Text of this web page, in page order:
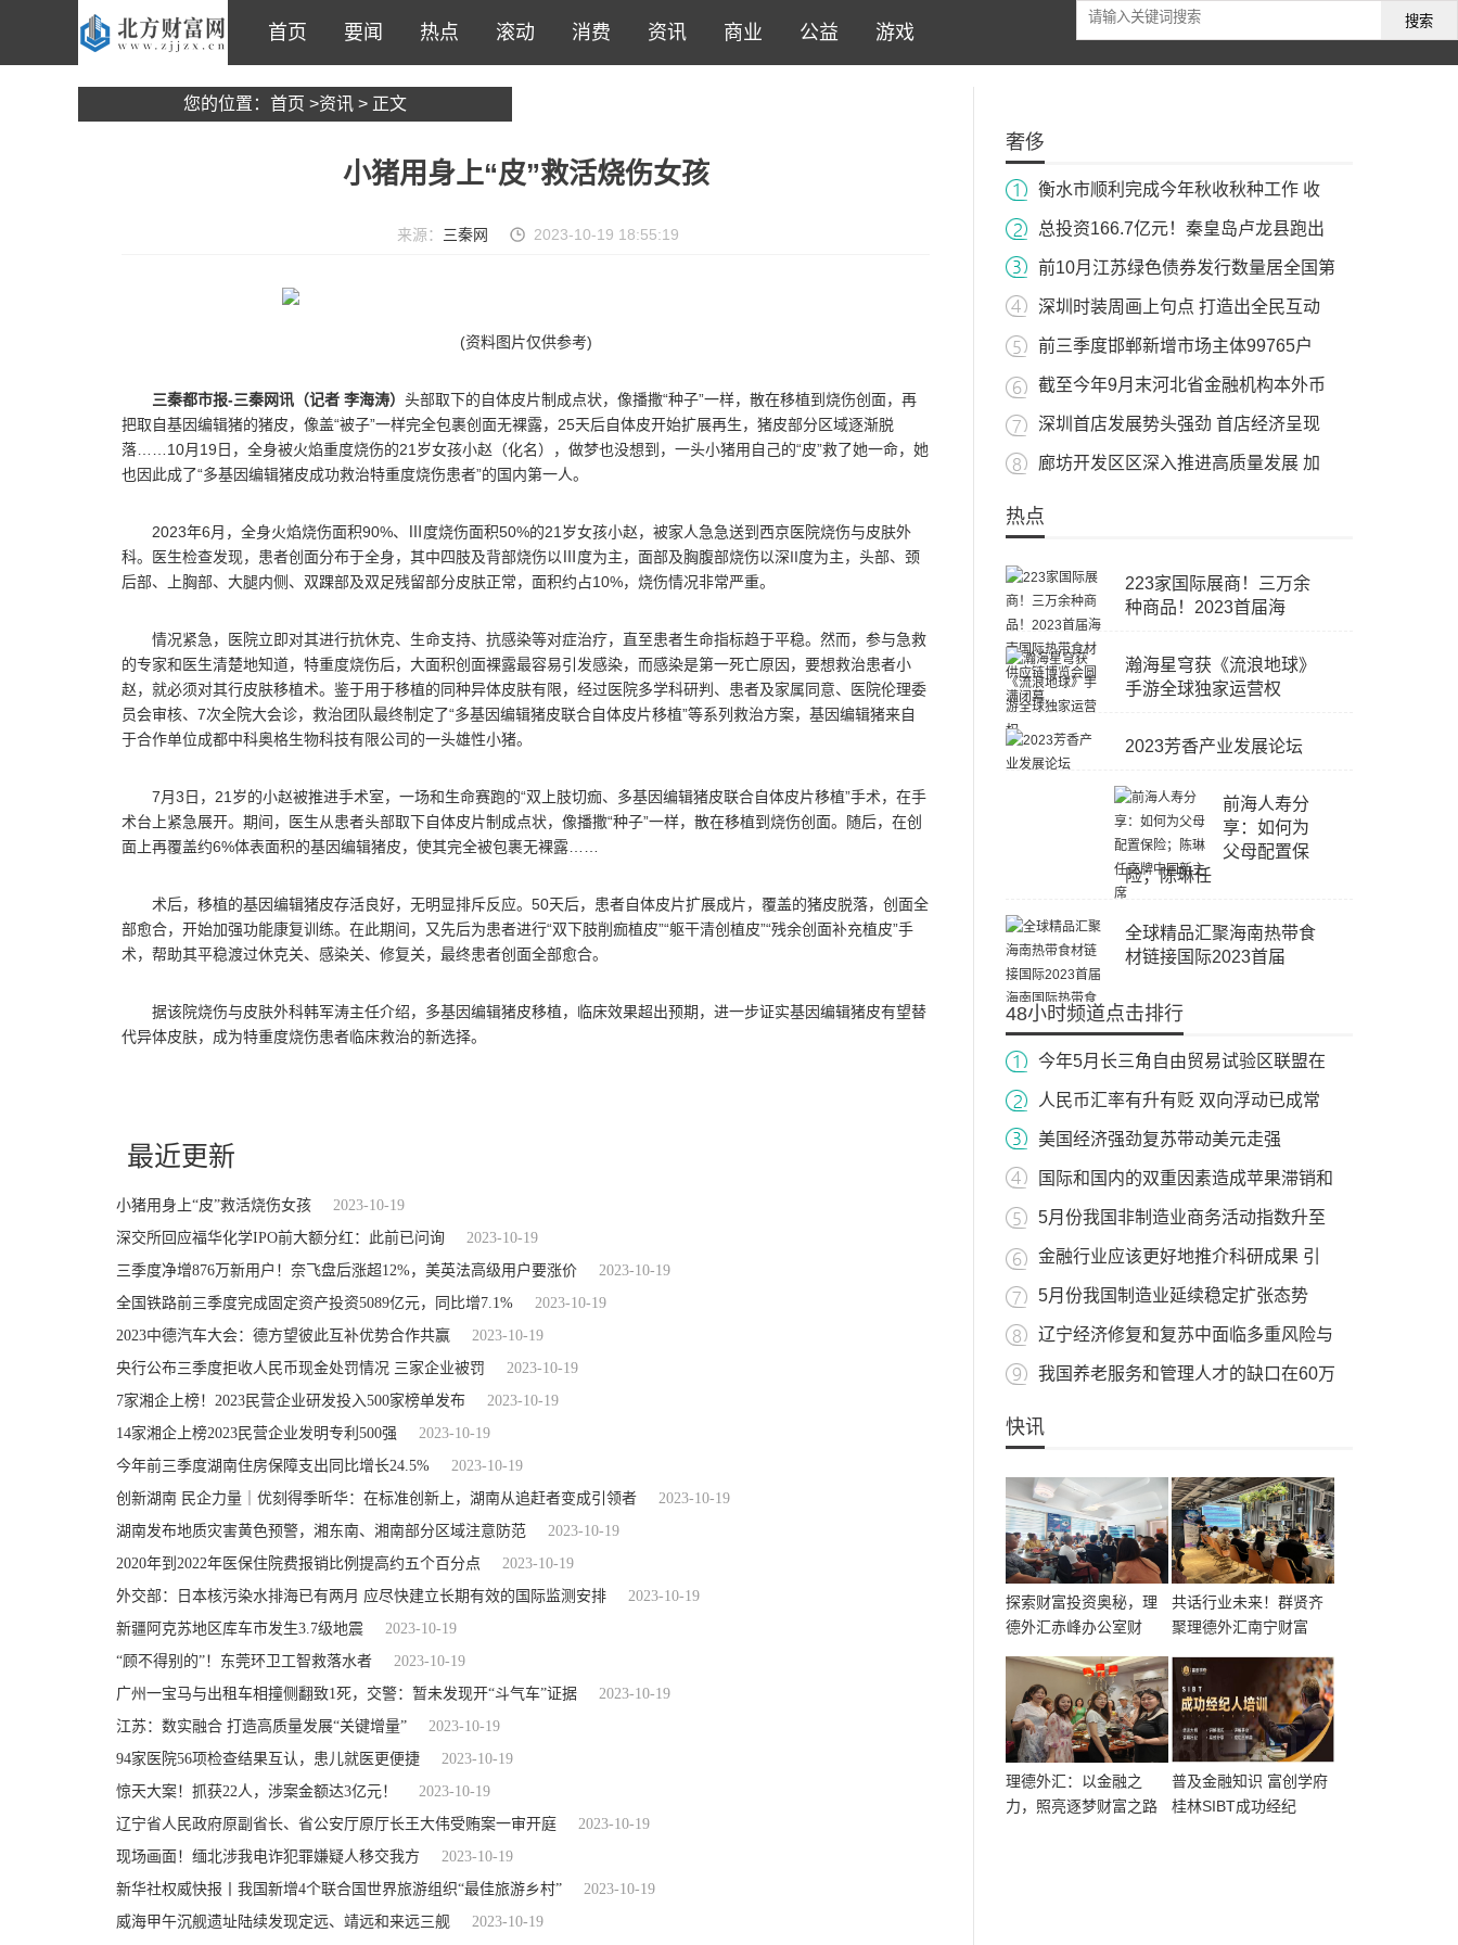
首页 要闻 热点 滚动 消费 资讯 商业 公益 游戏
搜索
您的位置： 首页 >资讯 > 正文
小猪用身上“皮”救活烧伤女孩
来源： 三秦网 2023-10-19 18:55:19
(资料图片仅供参考)
三秦都市报-三秦网讯（记者 李海涛） 头部取下的自体皮片制成点状，像播撒“种子”一样，散在移植到烧伤创面，再
把取自基因编辑猪的猪皮，像盖“被子”一样完全包裹创面无裸露，25天后自体皮开始扩展再生，猪皮部分区域逐渐脱
落……10月19日，全身被火焰重度烧伤的21岁女孩小赵（化名），做梦也没想到，一头小猪用自己的“皮”救了她一命，她
也因此成了“多基因编辑猪皮成功救治特重度烧伤患者”的国内第一人。
2023年6月，全身火焰烧伤面积90%、Ⅲ度烧伤面积50%的21岁女孩小赵，被家人急急送到西京医院烧伤与皮肤外
科。医生检查发现，患者创面分布于全身，其中四肢及背部烧伤以Ⅲ度为主，面部及胸腹部烧伤以深II度为主，头部、颈
后部、上胸部、大腿内侧、双踝部及双足残留部分皮肤正常，面积约占10%，烧伤情况非常严重。
情况紧急，医院立即对其进行抗休克、生命支持、抗感染等对症治疗，直至患者生命指标趋于平稳。然而，参与急救
的专家和医生清楚地知道，特重度烧伤后，大面积创面裸露最容易引发感染，而感染是第一死亡原因，要想救治患者小
赵，就必须对其行皮肤移植术。鉴于用于移植的同种异体皮肤有限，经过医院多学科研判、患者及家属同意、医院伦理委
员会审核、7次全院大会诊，救治团队最终制定了“多基因编辑猪皮联合自体皮片移植”等系列救治方案，基因编辑猪来自
于合作单位成都中科奥格生物科技有限公司的一头雄性小猪。
7月3日，21岁的小赵被推进手术室，一场和生命赛跑的“双上肢切痂、多基因编辑猪皮联合自体皮片移植”手术，在手
术台上紧急展开。期间，医生从患者头部取下自体皮片制成点状，像播撒“种子”一样，散在移植到烧伤创面。随后，在创
面上再覆盖约6%体表面积的基因编辑猪皮，使其完全被包裹无裸露……
术后，移植的基因编辑猪皮存活良好，无明显排斥反应。50天后，患者自体皮片扩展成片，覆盖的猪皮脱落，创面全
部愈合，开始加强功能康复训练。在此期间，又先后为患者进行“双下肢削痂植皮”“躯干清创植皮”“残余创面补充植皮”手
术，帮助其平稳渡过休克关、感染关、修复关，最终患者创面全部愈合。
据该院烧伤与皮肤外科韩军涛主任介绍，多基因编辑猪皮移植，临床效果超出预期，进一步证实基因编辑猪皮有望替
代异体皮肤，成为特重度烧伤患者临床救治的新选择。
最近更新
小猪用身上“皮”救活烧伤女孩
2023-10-19
深交所回应福华化学IPO前大额分红：此前已问询
2023-10-19
三季度净增876万新用户！奈飞盘后涨超12%，美英法高级用户要涨价
2023-10-19
全国铁路前三季度完成固定资产投资5089亿元，同比增7.1%
2023-10-19
2023中德汽车大会：德方望彼此互补优势合作共赢
2023-10-19
央行公布三季度拒收人民币现金处罚情况 三家企业被罚
2023-10-19
7家湘企上榜！2023民营企业研发投入500家榜单发布
2023-10-19
14家湘企上榜2023民营企业发明专利500强
2023-10-19
今年前三季度湖南住房保障支出同比增长24.5%
2023-10-19
创新湖南 民企力量｜优刻得季昕华：在标准创新上，湖南从追赶者变成引领者
2023-10-19
湖南发布地质灾害黄色预警，湘东南、湘南部分区域注意防范
2023-10-19
2020年到2022年医保住院费报销比例提高约五个百分点
2023-10-19
外交部：日本核污染水排海已有两月 应尽快建立长期有效的国际监测安排
2023-10-19
新疆阿克苏地区库车市发生3.7级地震
2023-10-19
“顾不得别的”！东莞环卫工智救落水者
2023-10-19
广州一宝马与出租车相撞侧翻致1死，交警：暂未发现开“斗气车”证据
2023-10-19
江苏：数实融合 打造高质量发展“关键增量”
2023-10-19
94家医院56项检查结果互认，患儿就医更便捷
2023-10-19
惊天大案！抓获22人，涉案金额达3亿元！
2023-10-19
辽宁省人民政府原副省长、省公安厅原厅长王大伟受贿案一审开庭
2023-10-19
现场画面！缅北涉我电诈犯罪嫌疑人移交我方
2023-10-19
新华社权威快报丨我国新增4个联合国世界旅游组织“最佳旅游乡村”
2023-10-19
威海甲午沉舰遗址陆续发现定远、靖远和来远三舰
2023-10-19
奢侈
衡水市顺利完成今年秋收秋种工作 收
总投资166.7亿元！秦皇岛卢龙县跑出
前10月江苏绿色债券发行数量居全国第
深圳时装周画上句点 打造出全民互动
前三季度邯郸新增市场主体99765户
截至今年9月末河北省金融机构本外币
深圳首店发展势头强劲 首店经济呈现
廊坊开发区区深入推进高质量发展 加
热点
223家国际展商！三万余
种商品！2023首届海
瀚海星穹获《流浪地球》
手游全球独家运营权
2023芳香产业发展论坛
前海人寿分
享：如何为
父母配置保
险；陈琳任
全球精品汇聚海南热带食
材链接国际2023首届
48小时频道点击排行
今年5月长三角自由贸易试验区联盟在
人民币汇率有升有贬 双向浮动已成常
美国经济强劲复苏带动美元走强
国际和国内的双重因素造成苹果滞销和
5月份我国非制造业商务活动指数升至
金融行业应该更好地推介科研成果 引
5月份我国制造业延续稳定扩张态势
辽宁经济修复和复苏中面临多重风险与
我国养老服务和管理人才的缺口在60万
快讯
探索财富投资奥秘，理
德外汇赤峰办公室财
共话行业未来！群贤齐
聚理德外汇南宁财富
理德外汇：以金融之
力，照亮逐梦财富之路
普及金融知识 富创学府
桂林SIBT成功经纪